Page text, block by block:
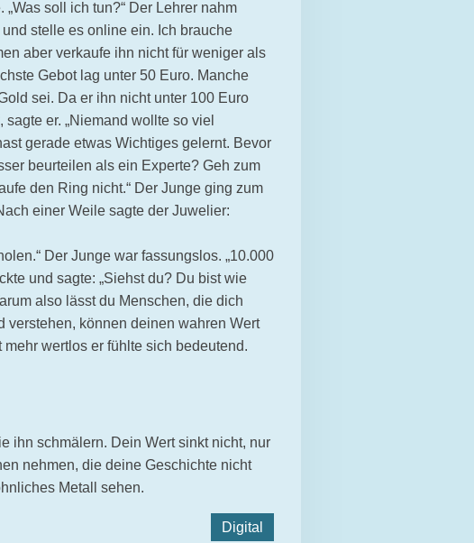
soll ich tun?“ Der Lehrer nahm
stelle es online ein. Ich brauche
aber verkaufe ihn nicht für weniger als
Gebot lag unter 50 Euro. Manche
sei. Da er ihn nicht unter 100 Euro
er. „Niemand wollte so viel
gerade etwas Wichtiges gelernt. Bevor
beurteilen als ein Experte? Geh zum
den Ring nicht.“ Der Junge ging zum
einer Weile sagte der Juwelier:
Der Junge war fassungslos. „10.000
und sagte: „Siehst du? Du bist wie
also lässt du Menschen, die dich
können deinen wahren Wert
wertlos er fühlte sich bedeutend.
ihn schmälern. Dein Wert sinkt nicht, nur
nehmen, die deine Geschichte nicht
Metall sehen.
Digital